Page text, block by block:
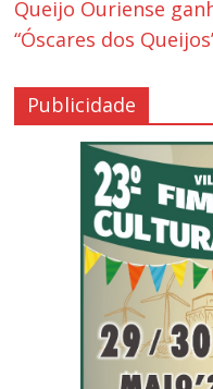
Queijo Ouriense
“Óscares dos
Publicidade